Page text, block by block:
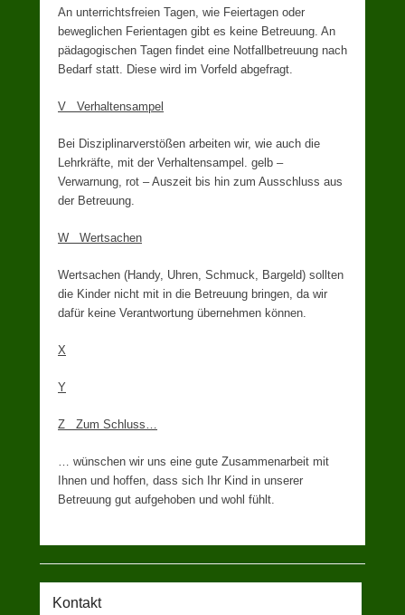
An unterrichtsfreien Tagen, wie Feiertagen oder
beweglichen Ferientagen gibt es keine Betreuung. An
pädagogischen Tagen findet eine Notfallbetreuung nach
Bedarf statt. Diese wird im Vorfeld abgefragt.
V Verhaltensampel
Bei Disziplinarverstößen arbeiten wir, wie auch die
Lehrkräfte, mit der Verhaltensampel. gelb –
Verwarnung, rot – Auszeit bis hin zum Ausschluss aus
der Betreuung.
W Wertsachen
Wertsachen (Handy, Uhren, Schmuck, Bargeld) sollten
die Kinder nicht mit in die Betreuung bringen, da wir
dafür keine Verantwortung übernehmen können.
X
Y
Z Zum Schluss…
… wünschen wir uns eine gute Zusammenarbeit mit
Ihnen und hoffen, dass sich Ihr Kind in unserer
Betreuung gut aufgehoben und wohl fühlt.
Kontakt